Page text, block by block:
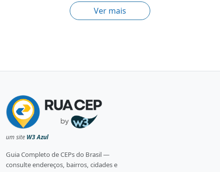
Ver mais
um site W3 Azul
Guia Completo de CEPs do Brasil —
consulte endereços, bairros, cidades e